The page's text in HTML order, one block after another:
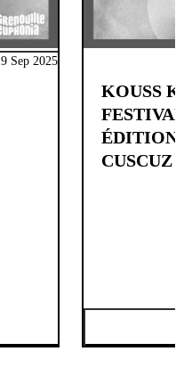
9 Sep 2025
KOUSS
CUSCUZ